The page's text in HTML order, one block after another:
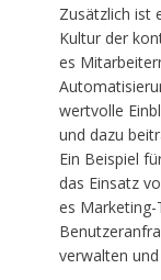
Zusätzlich ist
Kultur der
es
wertvolle
und dazu
Ein Beispiel
das Einsatz
es
verwalten